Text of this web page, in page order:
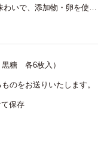
わいで、添加物・卵を使わ
印が施され、破るのが惜
気もちを表現できる一品
糖 各6枚入）
のをお送りいたします。
保存